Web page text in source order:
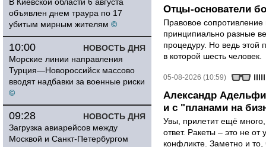
объявлен днем траура по 17
убитым мирным жителям ©
НОВОСТЬ ДНЯ
10:00
Морские линии направления
Турция—Новороссийск массово
вводят надбавки за военные риски
©
НОВОСТЬ ДНЯ
09:28
Загрузка авиарейсов между
Москвой и Санкт-Петербургом
Отцы-основатели
Правовое
принципиально разные
процедуру. Но ведь этой
в которой шесть человек.
05-08-2026 (10:59)
Александр
и с "планами на
Увы, прилетит ещё
ответ. Ракеты – это не от
конфликте. Заметно и